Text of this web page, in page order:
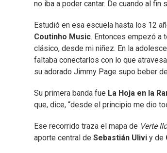
no iba a poder cantar. De cuando al fin
Estudió en esa escuela hasta los 12
Coutinho Music. Entonces empezó a
clásico, desde mi niñez. En la
faltaba conectarlos con lo que
su adorado Jimmy Page supo beber
Su primera banda fue La Hoja en la
que, dice, “desde el principio me dio
Ese recorrido traza el mapa de Verte
aporte central de Sebastián Ulivi y de